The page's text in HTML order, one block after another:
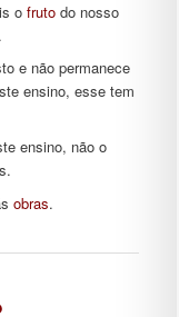
o frutodo nosso
e não permanece
ensino, esse tem
ensino, não o
obras.